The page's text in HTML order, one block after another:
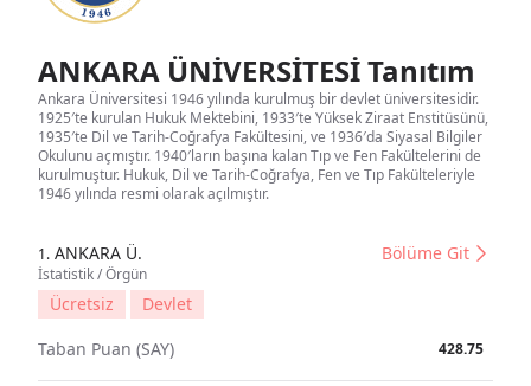
ANKARA ÜNİVERSİTESİ Tanıtım
Ankara Üniversitesi 1946 yılında kurulmuş bir devlet üniversitesidir.
1925′te kurulan Hukuk Mektebini, 1933′te Yüksek Ziraat Enstitüsünü,
1935′te Dil ve Tarih-Coğrafya Fakültesini, ve 1936′da Siyasal Bilgiler
Okulunu açmıştır. 1940′ların başına kalan Tıp ve Fen Fakültelerini de
kurulmuştur. Hukuk, Dil ve Tarih-Coğrafya, Fen ve Tıp Fakülteleriyle
1946 yılında resmi olarak açılmıştır.
1. ANKARA Ü.
İstatistik / Örgün
Bölüme Git
Ücretsiz
Devlet
Taban Puan (SAY)
428.75